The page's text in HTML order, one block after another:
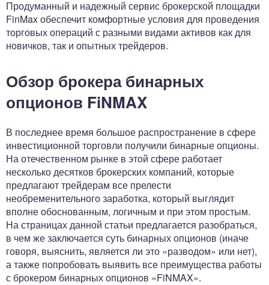
Продуманный и надежный сервис брокерской площадки
FinMax обеспечит комфортные условия для проведения
торговых операций с разными видами активов как для
новичков, так и опытных трейдеров.
Обзор брокера бинарных
опционов FiNMAX
В последнее время большое распространение в сфере
инвестиционной торговли получили бинарные опционы.
На отечественном рынке в этой сфере работает
несколько десятков брокерских компаний, которые
предлагают трейдерам все прелести
необременительного заработка, который выглядит
вполне обоснованным, логичным и при этом простым.
На страницах данной статьи предлагается разобраться,
в чем же заключается суть бинарных опционов (иначе
говоря, выяснить, является ли это «разводом» или нет),
а также попробовать выявить все преимущества работы
с брокером бинарных опционов «FiNMAX».